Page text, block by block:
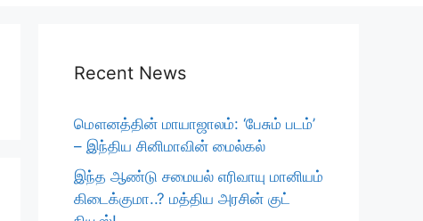
Recent News
மௌனத்தின் மாயாஜாலம்: ‘பேசும் படம்’
– இந்திய சினிமாவின் மைல்கல்
இந்த ஆண்டு சமையல் எரிவாயு மானியம்
கிடைக்குமா..? மத்திய அரசின் குட்